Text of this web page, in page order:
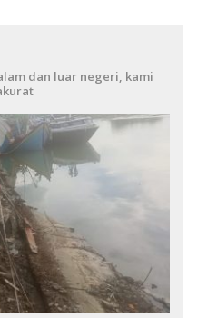
dan luar negeri, kami